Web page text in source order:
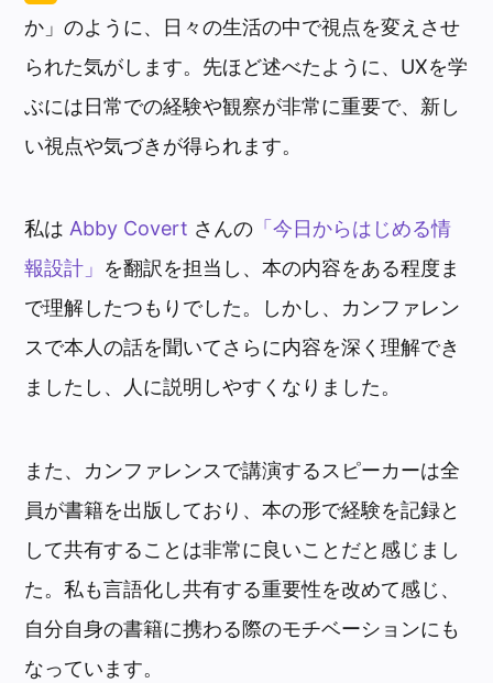
か」のように、日々の生活の中で視点を変えさせ
られた気がします。先ほど述べたように、UXを学
ぶには日常での経験や観察が非常に重要で、新し
い視点や気づきが得られます。
私はAbby Covert さんの 「今日からはじめる情
報設計」 を翻訳を担当し、本の内容をある程度ま
で理解したつもりでした。しかし、カンファレン
スで本人の話を聞いてさらに内容を深く理解でき
ましたし、人に説明しやすくなりました。
また、カンファレンスで講演するスピーカーは全
員が書籍を出版しており、本の形で経験を記録と
して共有することは非常に良いことだと感じまし
た。私も言語化し共有する重要性を改めて感じ、
自分自身の書籍に携わる際のモチベーションにも
なっています。